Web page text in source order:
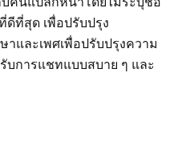
ที่สุด เพื่อปรับปรุง
และเพศเพื่อปรับปรุงความ
บการแชทแบบสบาย ๆ และ